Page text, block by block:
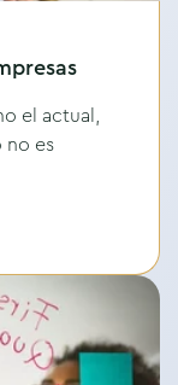
el actual,
es